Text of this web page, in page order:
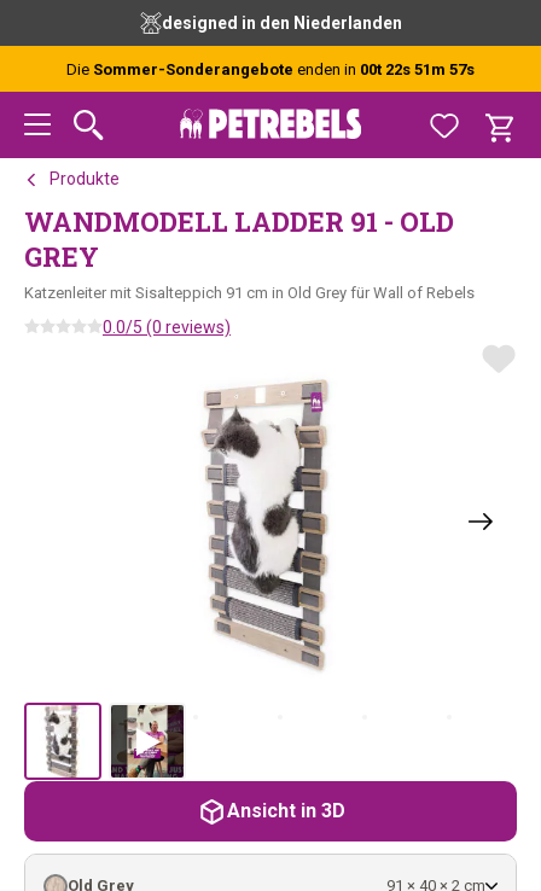
content
designed in den Niederlanden
Die Sommer-Sonderangebote enden in 00t 22s 51m 57s
Produkte
WANDMODELL LADDER 91 - OLD
GREY
Katzenleiter mit Sisalteppich 91 cm in Old Grey für Wall of Rebels
0.0/5 (0 reviews)
Old Grey 91 × 40 × 2 cm
Ansicht in 3D